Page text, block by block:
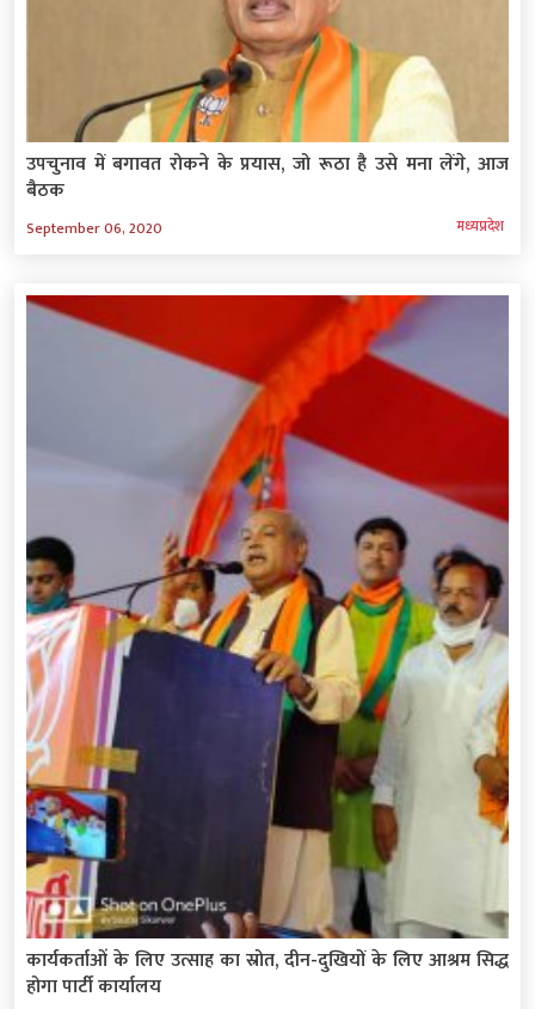
उपचुनाव में बगावत रोकने के प्रयास, जो रूठा है उसे मना लेंगे, आज
बैठक
September 06, 2020 मध्‍यप्रदेश
कार्यकर्ताओं के लिए उत्साह का स्रोत, दीन-दुखियों के लिए आश्रम सिद्ध
होगा पार्टी कार्यालय